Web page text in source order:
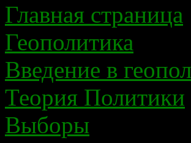
Главная страница
Геополитика
Введение в
Теория Политики
Выборы